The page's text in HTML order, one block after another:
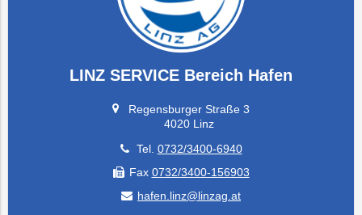
LINZ SERVICE Bereich Hafen
Regensburger Straße 3
4020 Linz
Tel. 0732/3400-6940
Fax 0732/3400-156903
hafen.linz@linzag.at